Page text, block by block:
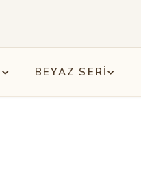
BEYAZ SERİ